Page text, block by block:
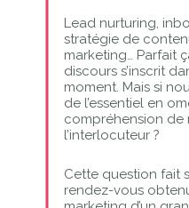
Lead nurturing,
stratégie de
marketing… Parfait
discours s’inscrit
moment. Mais si
de l’essentiel en
compréhension de
l’interlocuteur ?
Cette question fait
rendez-vous